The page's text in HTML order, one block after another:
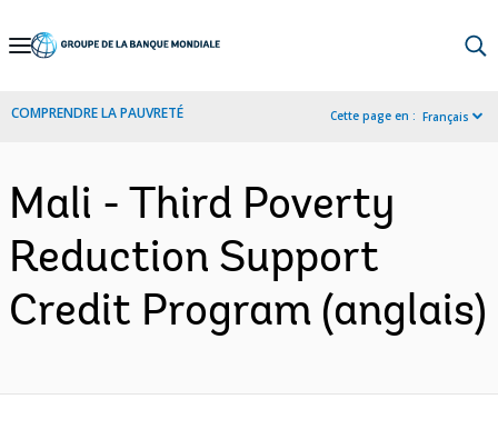
Skip
Navigation
COMPRENDRE LA PAUVRETÉ Cette page en : Français
Mali - Third Poverty
Reduction Support
Credit Program (anglais)